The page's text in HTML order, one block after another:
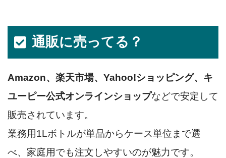
通販に売ってる？
Amazon、楽天市場、Yahoo!ショッピング、キ
ユーピー公式オンラインショップなどで安定して
販売されています。
業務用1Lボトルが単品からケース単位まで選
べ、家庭用でも注文しやすいのが魅力です。